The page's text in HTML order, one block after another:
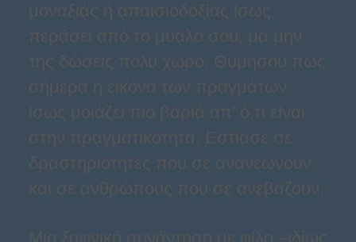
μοναξιάς ή απαισιοδοξίας ίσως
περάσει από το μυαλό σου, μα μην
της δώσεις πολύ χώρο. Θυμήσου πως
σήμερα η εικόνα των πραγμάτων
ίσως μοιάζει πιο βαριά απ’ ό,τι είναι
στην πραγματικότητα. Εστίασε σε
δραστηριότητες που σε ανανεώνουν
και σε ανθρώπους που σε ανεβάζουν.
Μια ξαφνική συνάντηση με φίλο –ιδίως